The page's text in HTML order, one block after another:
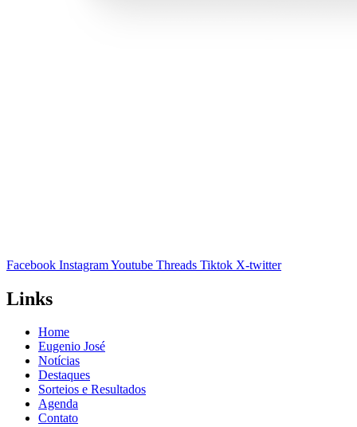
Facebook InstagramYoutube Threads Tiktok X-twitter
Links
Home
Eugenio José
Notícias
Destaques
Sorteios e Resultados
Agenda
Contato